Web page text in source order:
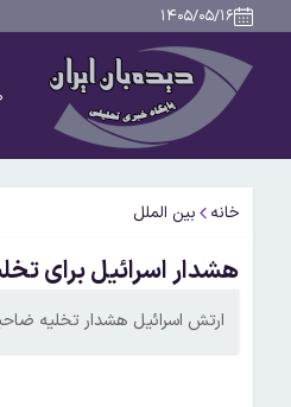
۱۴۰۵/۰۵/۱۶
خانه بین الملل
هشدار اسرائیل برای
ارتش اسرائیل هشدار تخلیه